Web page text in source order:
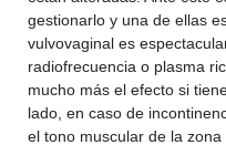
gestionarlo y una de ellas
vulvovaginal es
radiofrecuencia o plasma
mucho más el efecto si
lado, en caso de
el tono muscular de la